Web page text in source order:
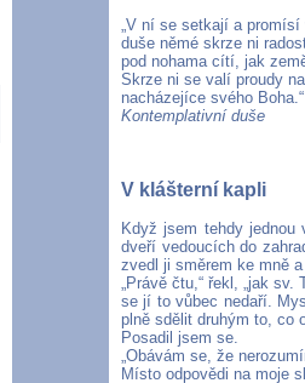
„V ní se setkají a promísí
duše němé skrze ni
pod nohama cítí, jak
Skrze ni se valí proudy
nacházejíce svého Boha.“
Kontemplativní duše
V klášterní kapli
Když jsem tehdy
dveří vedoucích do
zvedl ji směrem ke mně
„Právě čtu,“ řekl, „jak
se jí to vůbec nedaří.
plně sdělit druhým to, co
Posadil jsem se.
„Obávám se, že
Místo odpovědi na moje